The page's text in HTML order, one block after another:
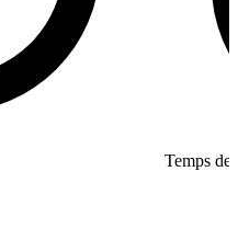
Temps de